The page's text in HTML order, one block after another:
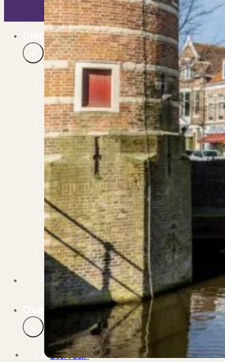
Bekijk ons huuraanbod..
Nieuwbouw projecten
De toekomst, te koop..
Diensten
Verkoop
Begeleiding naar een succesvolle verkoop
Aankoop
Samen vinden wij jouw droomwoning
Taxatie
Voldoe aan alle wettelijke eisen
Stille Verkoop
Verkoop jouw huis discreet..
Nieuwbouw verkopen
Vraagt om specialistische kennis...
Verhuren
Verhuur uw woning via ons netwerk
Verhuur & Beheer
Huurwoningen én beheer op maat
Verbouwen
Wil jij jouw huis renoveren? Geen probleem!
Alle diensten
Bekijk het overzicht van alle diensten..
Over PUUR*
Over PUUR*